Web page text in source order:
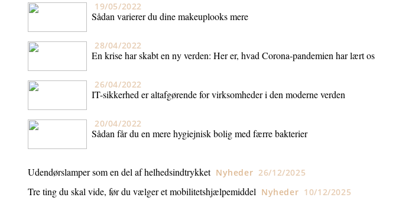
19/05/2022
Sådan varierer du dine makeuplooks mere
28/04/2022
En krise har skabt en ny verden: Her er, hvad Corona-pandemien har lært os
26/04/2022
IT-sikkerhed er altafgørende for virksomheder i den moderne verden
20/04/2022
Sådan får du en mere hygiejnisk bolig med færre bakterier
Udendørslamper som en del af helhedsindtrykket Nyheder 26/12/2025
Tre ting du skal vide, før du vælger et mobilitetshjælpemiddel Nyheder 10/12/2025